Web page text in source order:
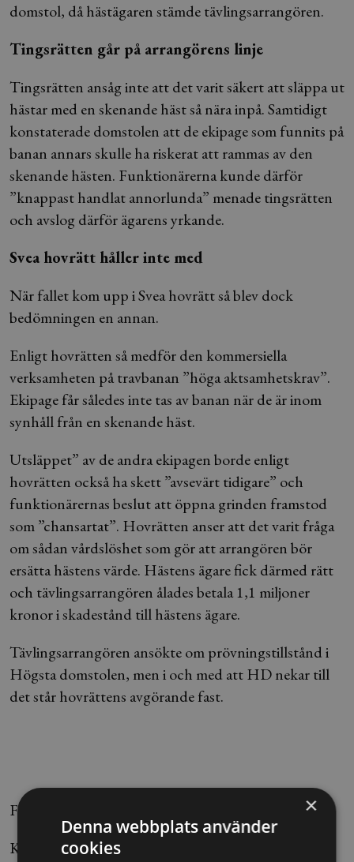
domstol, då hästägaren stämde tävlingsarrangören.
Tingsrätten går på arrangörens linje
Tingsrätten ansåg inte att det varit säkert att släppa ut
hästar med en skenande häst så nära inpå. Samtidigt
konstaterade domstolen att de ekipage som funnits på
banan annars skulle ha riskerat att rammas av den
skenande hästen. Funktionärerna kunde därför
”knappast handlat annorlunda” menade tingsrätten
och avslog därför ägarens yrkande.
Svea hovrätt håller inte med
När fallet kom upp i Svea hovrätt så blev dock
bedömningen en annan.
Enligt hovrätten så medför den kommersiella
verksamheten på travbanan ”höga aktsamhetskrav”.
Ekipage får således inte tas av banan när de är inom
synhåll från en skenande häst.
Utsläppet” av de andra ekipagen borde enligt
hovrätten också ha skett ”avsevärt tidigare” och
funktionärernas beslut att öppna grinden framstod
som ”chansartat”. Hovrätten anser att det varit fråga
om sådan vårdslöshet som gör att arrangören bör
ersätta hästens värde. Hästens ägare fick därmed rätt
och tävlingsarrangören ålades betala 1,1 miljoner
kronor i skadestånd till hästens ägare.
Tävlingsarrangören ansökte om prövningstillstånd i
Högsta domstolen, men i och med att HD nekar till
det står hovrättens avgörande fast.
Författare: Sophia Lindstedt, Allt om Juridik
Källa: Blendow Lexnova
×
Denna webbplats använder
cookies